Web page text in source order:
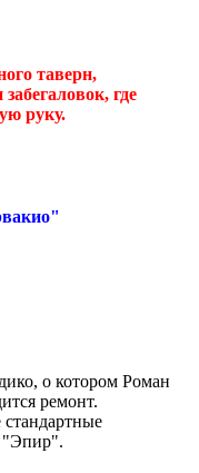
таверн,
где
руку.
о котором Роман
ремонт.
"Эпир".